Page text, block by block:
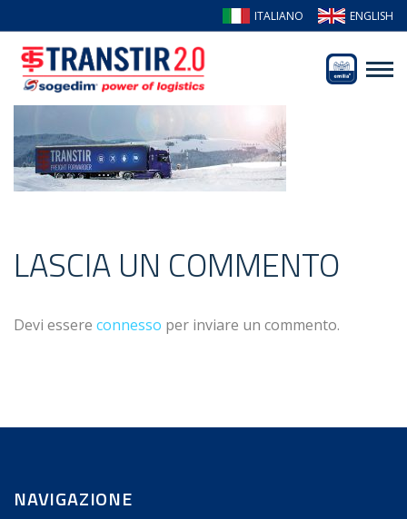
ITALIANO ENGLISH
LASCIA UN COMMENTO
Devi essere connesso per inviare un commento.
NAVIGAZIONE